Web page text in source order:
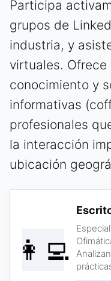
Participa
grupos de
industria, y
virtuales.
conocimiento y
informativas
profesionales
la interacción
ubicación
👩‍💻